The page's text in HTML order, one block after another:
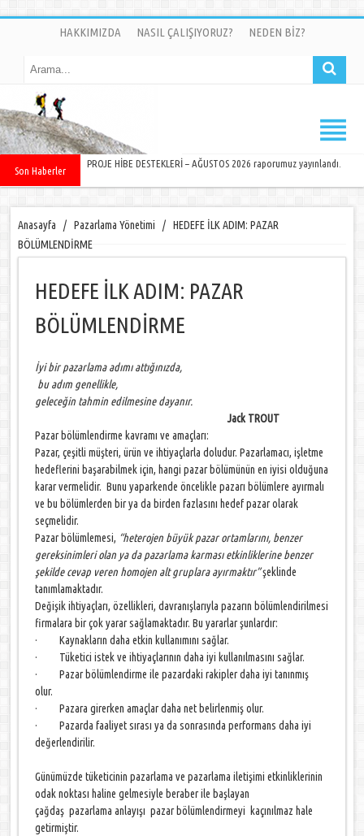
HAKKIMIZDA NASIL ÇALIŞIYORUZ? NEDEN BİZ?
Son Haberler
PROJE HİBE DESTEKLERİ – AĞUSTOS 2026 raporumuz yayınlandı.
Anasayfa / Pazarlama Yönetimi / HEDEFE İLK ADIM: PAZAR
BÖLÜMLENDİRME
HEDEFE İLK ADIM: PAZAR
BÖLÜMLENDİRME
İyi bir pazarlama adımı attığınızda,
bu adım genellikle,
geleceğin tahmin edilmesine dayanır.
Jack TROUT
Pazar bölümlendirme kavramı ve amaçları:
Pazar, çeşitli müşteri, ürün ve ihtiyaçlarla doludur. Pazarlamacı, işletme
hedeflerini başarabilmek için, hangi pazar bölümünün en iyisi olduğuna
karar vermelidir. Bunu yaparkende öncelikle pazarı bölümlere ayırmalı
ve bu bölümlerden bir ya da birden fazlasını hedef pazar olarak
seçmelidir.
Pazar bölümlemesi, “heterojen büyük pazar ortamlarını, benzer
gereksinimleri olan ya da pazarlama karması etkinliklerine benzer
şekilde cevap veren homojen alt gruplara ayırmaktır”şeklinde
tanımlamaktadır.
Değişik ihtiyaçları, özellikleri, davranışlarıyla pazarın bölümlendirilmesi
firmalara bir çok yarar sağlamaktadır. Bu yararlar şunlardır:
· Kaynakların daha etkin kullanımını sağlar.
· Tüketici istek ve ihtiyaçlarının daha iyi kullanılmasını sağlar.
· Pazar bölümlendirme ile pazardaki rakipler daha iyi tanınmış
olur.
· Pazara girerken amaçlar daha net belirlenmiş olur.
· Pazarda faaliyet sırası ya da sonrasında performans daha iyi
değerlendirilir.
Günümüzde tüketicinin pazarlama ve pazarlama iletişimi etkinliklerinin
odak noktası haline gelmesiyle beraber ile başlayan
çağdaş pazarlama anlayışı pazar bölümlendirmeyi kaçınılmaz hale
getirmiştir.